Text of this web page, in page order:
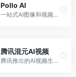
Pollo AI
一站式AI图像和视频创作平台，整合多种生成工具。面向内容创作者，提供文生图、文生视频、视频编辑等服务，创作工具全面，一站式体验便捷。
腾讯混元AI视频
腾讯推出的AI视频生成工具，基于混元大模型。面向腾讯生态用户和内容创作者，支持文生视频、视频编辑等功能，与腾讯产品生态深度整合。